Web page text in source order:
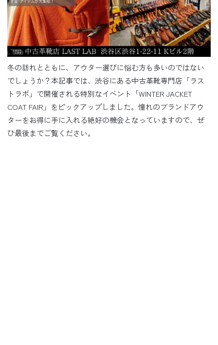
冬の訪れとともに、アウター選びに悩む方も多いのではない
でしょうか？本記事では、渋谷にある中古革靴専門店「ラス
トラボ」で開催される特別なイベント「WINTER JACKET
COAT FAIR」をピックアップしました。憧れのブランドアウ
ターをお得に手に入れる絶好の機会となっていますので、ぜ
ひ最後までご覧ください。